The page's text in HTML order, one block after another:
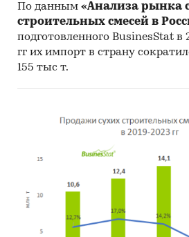
По данным «Анализа рынка
строительных смесей в
подготовленного BusinesStat в
гг их импорт в страну
155 тыс т.